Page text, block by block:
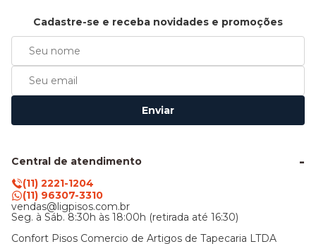
Cadastre-se e receba novidades e promoções
Enviar
Central de atendimento
(11) 2221-1204
(11) 96307-3310
vendas@ligpisos.com.br
Seg. à Sáb. 8:30h às 18:00h (retirada até 16:30)
Confort Pisos Comercio de Artigos de Tapecaria LTDA